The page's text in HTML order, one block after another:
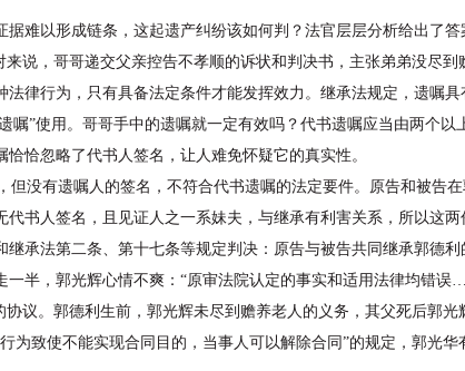
以形成链条，这起遗产纠纷该如何判？法官层层分析给出了答
说，哥哥递交父亲控告不孝顺的诉状和判决书，主张弟弟没尽到
律行为，只有具备法定条件才能发挥效力。继承法规定，遗嘱
嘱”使用。哥哥手中的遗嘱就一定有效吗？代书遗嘱应当由两个以
恰忽略了代书人签名，让人难免怀疑它的真实性。
没有遗嘱人的签名，不符合代书遗嘱的法定要件。原告和被告
书人签名，且见证人之一系妹夫，与继承有利害关系，所以这
法第二条、第十七条等规定判决：原告与被告共同继承郭德利
，郭光辉心情不爽：“原审法院认定的事实和适用法律均错误
议。郭德利生前，郭光辉未尽到赡养老人的义务，其父死后郭
为致使不能实现合同目的，当事人可以解除合同”的规定，郭光